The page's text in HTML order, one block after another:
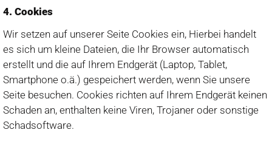
4. Cookies
Wir setzen auf unserer Seite Cookies ein, Hierbei handelt
es sich um kleine Dateien, die Ihr Browser automatisch
erstellt und die auf Ihrem Endgerät (Laptop, Tablet,
Smartphone o.ä.) gespeichert werden, wenn Sie unsere
Seite besuchen. Cookies richten auf Ihrem Endgerät keinen
Schaden an, enthalten keine Viren, Trojaner oder sonstige
Schadsoftware.